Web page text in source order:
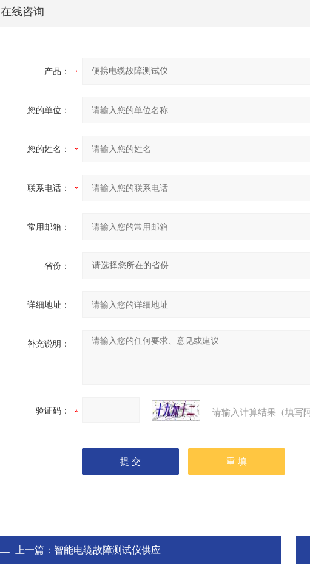
在线咨询
产品：
您的单位：
您的姓名：
联系电话：
常用邮箱：
省份：
详细地址：
补充说明：
验证码： 请输入计算结果（填写
上一篇： 智能电缆故障测试仪供应